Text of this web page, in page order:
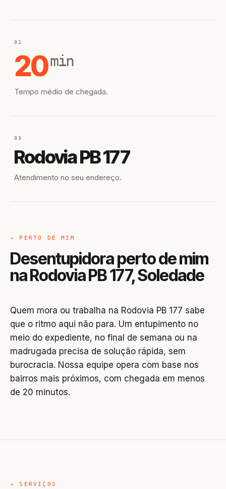
02
20min
Tempo médio de chegada.
03
Rodovia PB 177
Atendimento no seu endereço.
→ PERTO DE MIM
Desentupidora perto de mim
na Rodovia PB 177, Soledade
Quem mora ou trabalha na Rodovia PB 177 sabe
que o ritmo aqui não para. Um entupimento no
meio do expediente, no final de semana ou na
madrugada precisa de solução rápida, sem
burocracia. Nossa equipe opera com base nos
bairros mais próximos, com chegada em menos
de 20 minutos.
→ SERVIÇOS